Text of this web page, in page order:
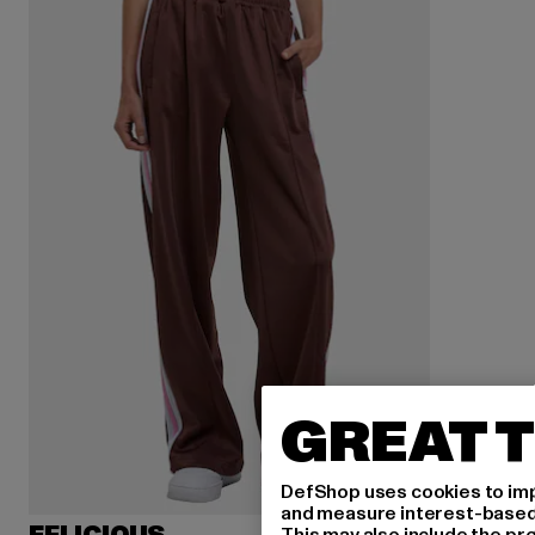
GREAT
DefShop uses cookies to
and measure interest-